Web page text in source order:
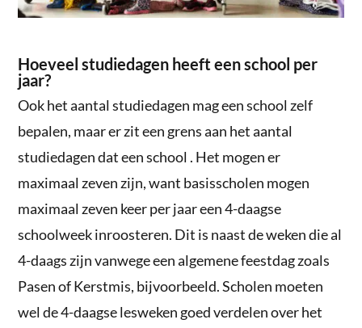
Hoeveel studiedagen heeft een school per
jaar?
Ook het aantal studiedagen mag een school zelf
bepalen, maar er zit een grens aan het aantal
studiedagen dat een school . Het mogen er
maximaal zeven zijn, want basisscholen mogen
maximaal zeven keer per jaar een 4-daagse
schoolweek inroosteren. Dit is naast de weken die al
4-daags zijn vanwege een algemene feestdag zoals
Pasen of Kerstmis, bijvoorbeeld. Scholen moeten
wel de 4-daagse lesweken goed verdelen over het